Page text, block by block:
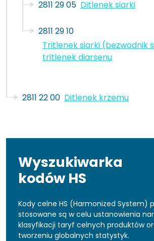
2811 29 05 Ditlenek siarki
2811 29 10
Tritlenek siarki (bezwodnik
tritlenek diarsenu
2811 22 00 Ditlenek krzemu
Wyszukiwarka
kodów HS
Kody celne HS (Harmonized System)
stosowane są w celu ustanowienia
klasyfikacji taryf celnych produktów
tworzeniu globalnych statystyk.